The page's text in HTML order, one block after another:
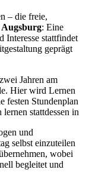
– die freie,
: Eine
Interesse stattfindet
geprägt
Jahren am
Hier wird Lernen
festen Stundenplan
stattdessen in
und
selbst einzuteilen
wobei
begleitet und